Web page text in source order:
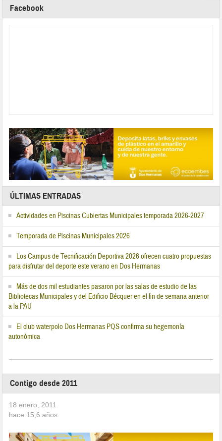
Facebook
ÚLTIMAS ENTRADAS
Actividades en Piscinas Cubiertas Municipales temporada 2026-2027
Temporada de Piscinas Municipales 2026
Los Campus de Tecnificación Deportiva 2026 ofrecen cuatro propuestas
para disfrutar del deporte este verano en Dos Hermanas
Más de dos mil estudiantes pasaron por las salas de estudio de las
Bibliotecas Municipales y del Edificio Bécquer en el fin de semana anterior
a la PAU
El club waterpolo Dos Hermanas PQS confirma su hegemonía
autonómica
Contigo desde 2011
18 enero, 2011
hace 15,6 años.